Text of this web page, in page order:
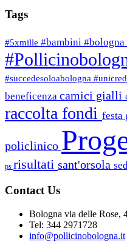
Tags
#5xmille #bambini #bologna
#succedesoloabologna
beneficenza camici gialli
raccolta fondi festa
policlinico
ps risultati sant'orsola
Contact Us
Bologna via delle Rose,
Tel: 344 2971728
info@pollicinobologna.it